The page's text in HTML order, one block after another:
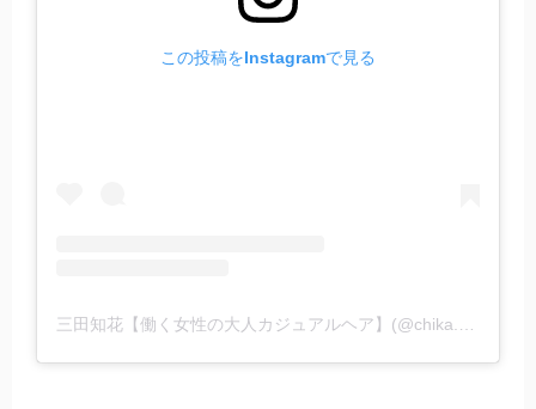
この投稿をInstagramで見る
三田知花【働く女性の大人カジュアルヘア】(@chika.sanda)がシェアした投稿